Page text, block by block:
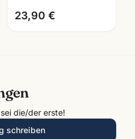
Mannheim
23,90 €
die/der erste!
schreiben